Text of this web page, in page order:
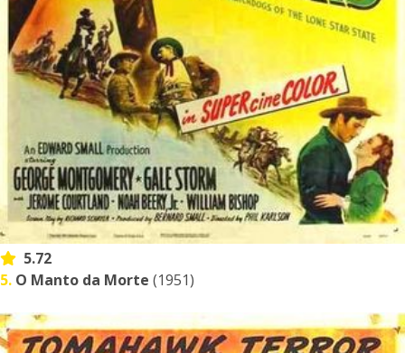
5.72
5. O Manto da Morte (1951)